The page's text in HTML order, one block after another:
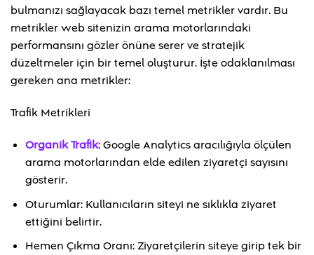
bulmanızı sağlayacak bazı temel metrikler vardır. Bu
metrikler web sitenizin arama motorlarındaki
performansını gözler önüne serer ve stratejik
düzeltmeler için bir temel oluşturur. İşte odaklanılması
gereken ana metrikler:
Trafik Metrikleri
Organik Trafik: Google Analytics aracılığıyla ölçülen
arama motorlarından elde edilen ziyaretçi sayısını
gösterir.
Oturumlar: Kullanıcıların siteyi ne sıklıkla ziyaret
ettiğini belirtir.
Hemen Çıkma Oranı: Ziyaretçilerin siteye girip tek bir